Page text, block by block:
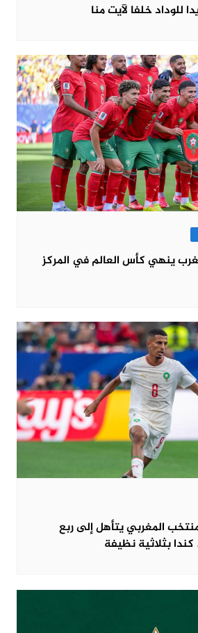
للوداد خلفا لآيت منا
ينهي كأس العالم في المركز
2026.. المنتخب المغربي يتأهل إلى ربع
بثلاثية نظيفة